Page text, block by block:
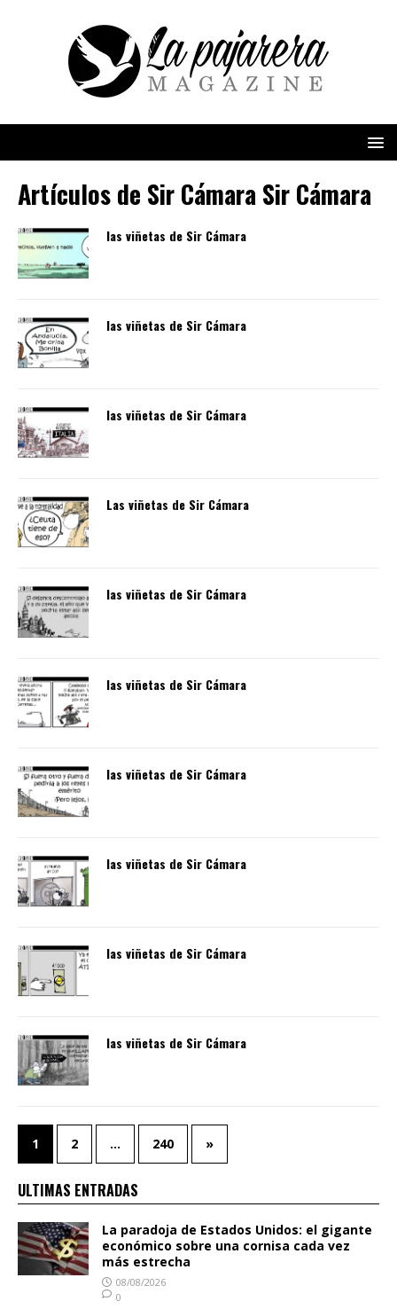
Artículos de Sir Cámara Sir Cámara
las viñetas de Sir Cámara
las viñetas de Sir Cámara
las viñetas de Sir Cámara
Las viñetas de Sir Cámara
las viñetas de Sir Cámara
las viñetas de Sir Cámara
las viñetas de Sir Cámara
las viñetas de Sir Cámara
las viñetas de Sir Cámara
las viñetas de Sir Cámara
1 2 … 240 »
ULTIMAS ENTRADAS
La paradoja de Estados Unidos: el gigante
económico sobre una cornisa cada vez
más estrecha
08/08/2026
0